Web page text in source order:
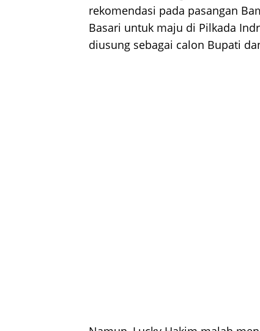
rekomendasi pada pasangan
Basari untuk maju di Pilkada
diusung sebagai calon Bupati